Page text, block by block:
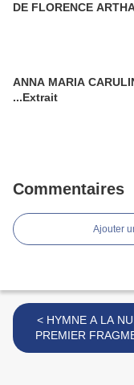
DE FLORENCE
ANNA MARIA
...Extrait
Commentaires
Ajouter
< HYMNE A LA NUIT -
PREMIER